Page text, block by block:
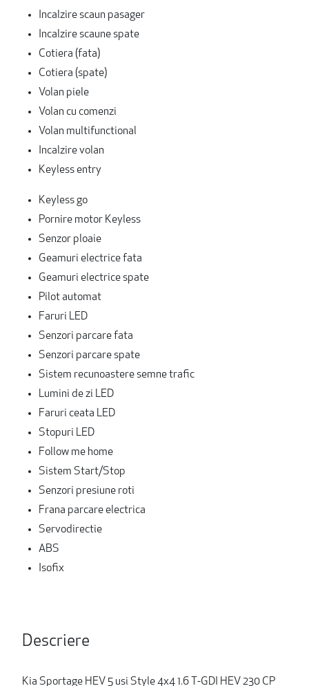
Incalzire scaun pasager
Incalzire scaune spate
Cotiera (fata)
Cotiera (spate)
Volan piele
Volan cu comenzi
Volan multifunctional
Incalzire volan
Keyless entry
Keyless go
Pornire motor Keyless
Senzor ploaie
Geamuri electrice fata
Geamuri electrice spate
Pilot automat
Faruri LED
Senzori parcare fata
Senzori parcare spate
Sistem recunoastere semne trafic
Lumini de zi LED
Faruri ceata LED
Stopuri LED
Follow me home
Sistem Start/Stop
Senzori presiune roti
Frana parcare electrica
Servodirectie
ABS
Isofix
Descriere
Kia Sportage HEV 5 usi Style 4x4 1.6 T-GDI HEV 230 CP